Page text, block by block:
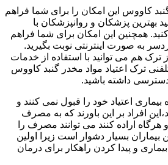
کاووس این امکان را برای شما فراهم
بهترین پزشکان و روانپزشکان با
همچنین این امکان برای شما فراهم
به صورت اینترنتی نوبت بگیرید.
ترک هم می توانید با استفاده از خدمات
ترک اعتیاد مواد مخدر گنبد کاووس
داشته باشید.
بیماری اعتیاد خود را قبول نمی کنند و
افراد بر این باورند که به مصرف
هرگاه اراده کنند می توانند مصرف را
بیماران بسیار دشوار است زیرا اولین
و پیدا کردن راهکار برای درمان